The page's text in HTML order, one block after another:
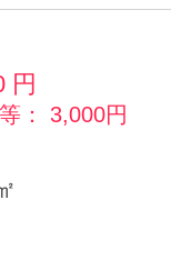
円
： 3,000円